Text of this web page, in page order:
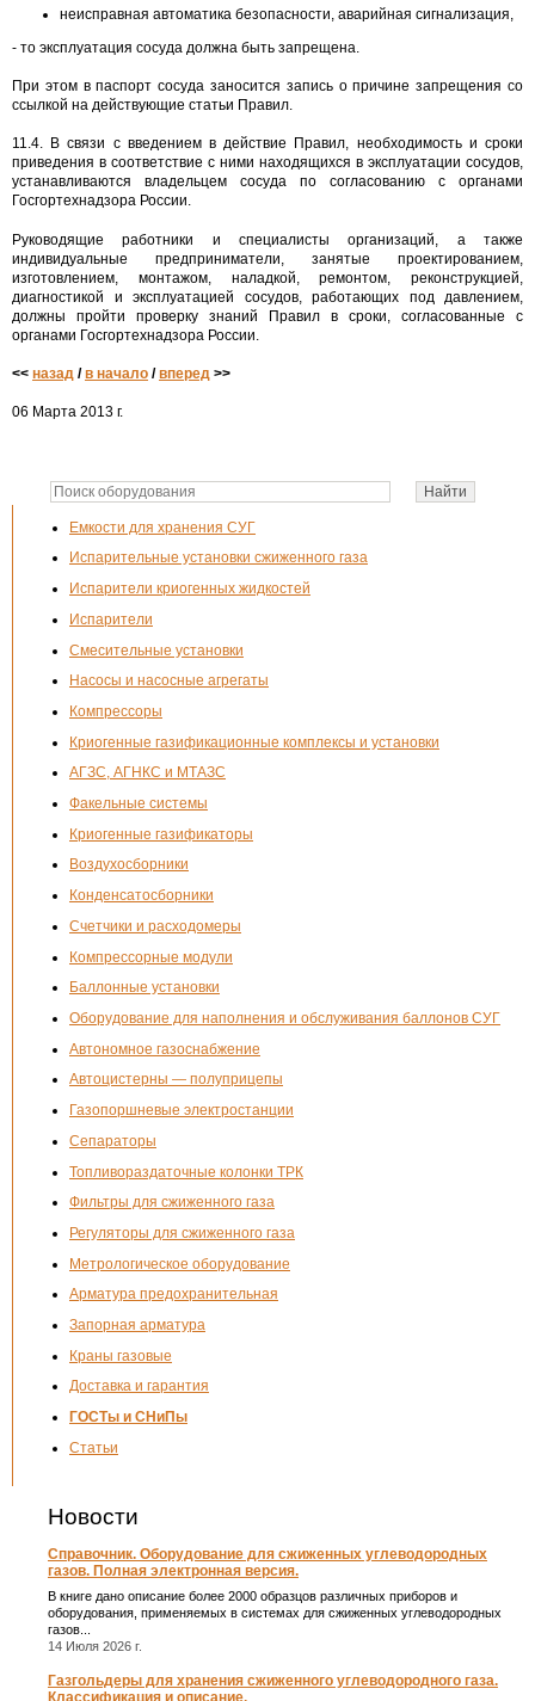
Емкости для хранения СУГ
Испарительные установки сжиженного газа
Испарители криогенных жидкостей
Испарители
Смесительные установки
Насосы и насосные агрегаты
Компрессоры
Криогенные газификационные комплексы и установки
АГЗС, АГНКС и МТАЗС
Факельные системы
Криогенные газификаторы
Воздухосборники
Конденсатосборники
Счетчики и расходомеры
Компрессорные модули
Баллонные установки
Оборудование для наполнения и обслуживания баллонов СУГ
Автономное газоснабжение
Автоцистерны — полуприцепы
Газопоршневые электростанции
Сепараторы
Топливораздаточные колонки ТРК
Фильтры для сжиженного газа
Регуляторы для сжиженного газа
Метрологическое оборудование
Арматура предохранительная
Запорная арматура
Краны газовые
Доставка и гарантия
ГОСТы и СНиПы
Статьи
Новости
Справочник. Оборудование для сжиженных углеводородных
газов. Полная электронная версия.
В книге дано описание более 2000 образцов различных приборов и
оборудования, применяемых в системах для сжиженных углеводородных
газов...
14 Июля 2026 г.
Газгольдеры для хранения сжиженного углеводородного газа.
Классификация и описание.
неисправная автоматика безопасности, аварийная сигнализация,
- то эксплуатация сосуда должна быть запрещена.
При этом в паспорт сосуда заносится запись о причине запрещения со
ссылкой на действующие статьи Правил.
11.4. В связи с введением в действие Правил, необходимость и сроки
приведения в соответствие с ними находящихся в эксплуатации сосудов,
устанавливаются владельцем сосуда по согласованию с органами
Госгортехнадзора России.
Руководящие работники и специалисты организаций, а также
индивидуальные предприниматели, занятые проектированием,
изготовлением, монтажом, наладкой, ремонтом, реконструкцией,
диагностикой и эксплуатацией сосудов, работающих под давлением,
должны пройти проверку знаний Правил в сроки, согласованные с
органами Госгортехнадзора России.
<< назад /в начало /вперед >>
06 Марта 2013 г.